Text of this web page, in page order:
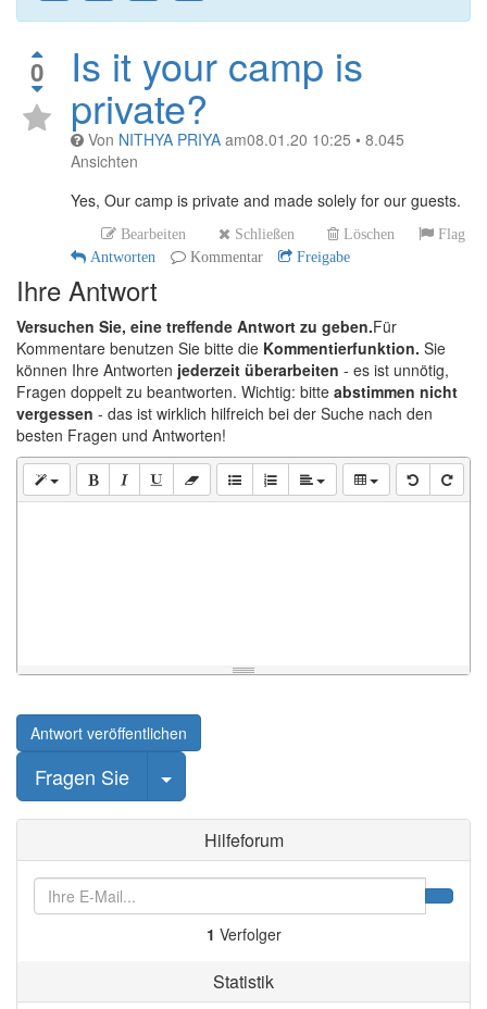
0 Is it your camp is
private?
Von NITHYA PRIYA am08.01.20 10:25 • 8.045
Ansichten
Yes, Our camp is private and made solely for our guests.
Bearbeiten Schließen Löschen
Flag
Antworten
Kommentar Freigabe
Ihre Antwort
Versuchen Sie, eine treffende Antwort zu geben.Für
Kommentare benutzen Sie bitte die Kommentierfunktion. Sie
können Ihre Antworten jederzeit überarbeiten - es ist unnötig,
Fragen doppelt zu beantworten. Wichtig: bitte abstimmen nicht
vergessen - das ist wirklich hilfreich bei der Suche nach den
besten Fragen und Antworten!
Antwort veröffentlichen
Fragen Sie Beitrag auswählen
Hilfeforum
1 Verfolger
Statistik